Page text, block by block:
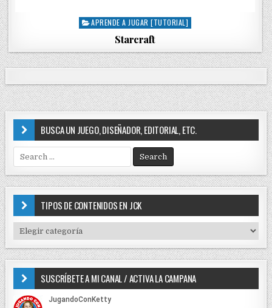
P
t
e
d
i
n
APRENDE A JUGAR [TUTORIAL]
Starcraft
BUSCA UN JUEGO, DISEÑADOR, EDITORIAL, ETC.
e
a
r
o
r
:
TIPOS DE CONTENIDOS EN JCK
I
P
D
E
SUSCRÍBETE A MI CANAL / ACTIVA LA CAMPANA